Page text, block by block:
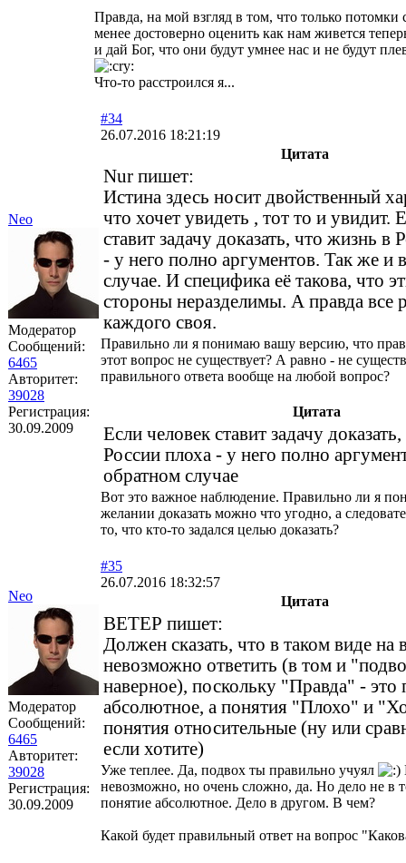
Правда, на мой взгляд в том, что только потомки
менее достоверно оценить как нам живется
и дай Бог, что они будут умнее нас и не будут
Что-то расстроился я...
Neo
Модератор
Сообщений:
6465
Авторитет:
39028
Регистрация:
30.09.2009
#34
26.07.2016 18:21:19
Цитата
Nur пишет:
Истина здесь носит двойственный
что хочет увидеть , тот то и увидит.
ставит задачу доказать, что жизнь в
- у него полно аргументов. Так же и
случае. И специфика её такова, что
стороны неразделимы. А правда все
каждого своя.
Правильно ли я понимаю вашу версию, что
этот вопрос не существует? А равно - не
правильного ответа вообще на любой вопрос?
Цитата
Если человек ставит задачу
России плоха - у него полно
обратном случае
Вот это важное наблюдение. Правильно ли я
желании доказать можно что угодно, а
то, что кто-то задался целью доказать?
Neo
Модератор
Сообщений:
6465
Авторитет:
39028
Регистрация:
30.09.2009
#35
26.07.2016 18:32:57
Цитата
ВЕТЕР пишет:
Должен сказать, что в таком виде на
невозможно ответить (в том и
наверное), поскольку "Правда" - это
абсолютное, а понятия "Плохо" и
понятия относительные (ну или
если хотите)
Уже теплее. Да, подвох ты правильно учуял
невозможно, но очень сложно, да. Но дело не в
понятие абсолютное. Дело в другом. В чем?
Какой будет правильный ответ на вопрос